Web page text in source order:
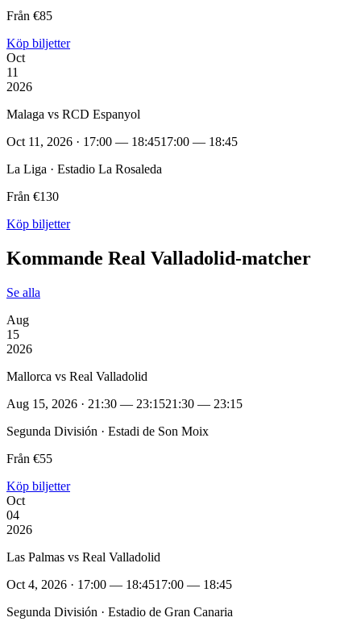
Från €85
Köp biljetter
Oct
11
2026
Malaga vs RCD Espanyol
Oct 11, 2026 · 17:00 — 18:4517:00 — 18:45
La Liga · Estadio La Rosaleda
Från €130
Köp biljetter
Kommande Real Valladolid‑matcher
Se alla
Aug
15
2026
Mallorca vs Real Valladolid
Aug 15, 2026 · 21:30 — 23:1521:30 — 23:15
Segunda División · Estadi de Son Moix
Från €55
Köp biljetter
Oct
04
2026
Las Palmas vs Real Valladolid
Oct 4, 2026 · 17:00 — 18:4517:00 — 18:45
Segunda División · Estadio de Gran Canaria